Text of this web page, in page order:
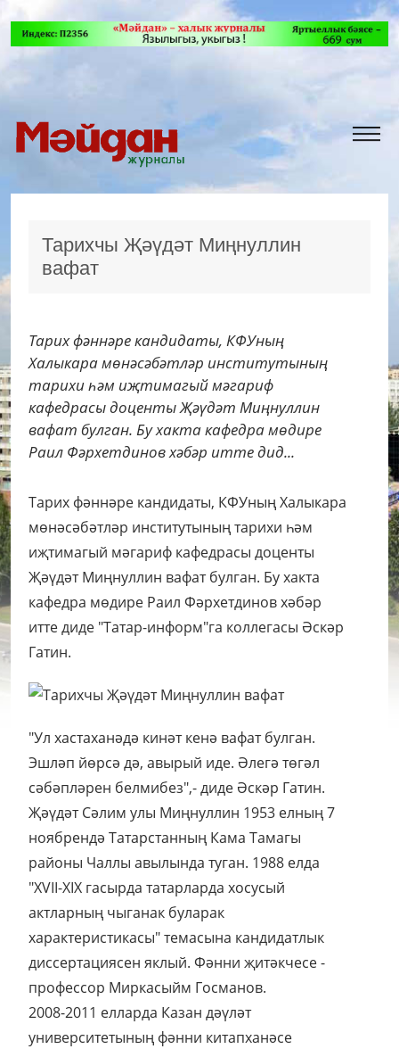
Тарихчы Җәүдәт Миңнуллин
вафат
Тарих фәннәре кандидаты, КФУның
Халыкара мөнәсәбәтләр институтының
тарихи һәм иҗтимагый мәгариф
кафедрасы доценты Җәүдәт Миңнуллин
вафат булган. Бу хакта кафедра мөдире
Раил Фәрхетдинов хәбәр итте дид...
Тарих фәннәре кандидаты, КФУның Халыкара
мөнәсәбәтләр институтының тарихи һәм
иҗтимагый мәгариф кафедрасы доценты
Җәүдәт Миңнуллин вафат булган. Бу хакта
кафедра мөдире Раил Фәрхетдинов хәбәр
итте диде "Татар-информ"га коллегасы Әскәр
Гатин.
"Ул хастаханәдә кинәт кенә вафат булган.
Эшләп йөрсә дә, авырый иде. Әлегә төгәл
сәбәпләрен белмибез",- диде Әскәр Гатин.
Җәүдәт Сәлим улы Миңнуллин 1953 елның 7
ноябрендә Татарстанның Кама Тамагы
районы Чаллы авылында туган. 1988 елда
"XVII-XIX гасырда татарларда хосусый
актларның чыганак буларак
характеристикасы" темасына кандидатлык
диссертациясен яклый. Фәнни җитәкчесе -
профессор Миркасыйм Госманов.
2008-2011 елларда Казан дәүләт
университетының фәнни китапханәсе